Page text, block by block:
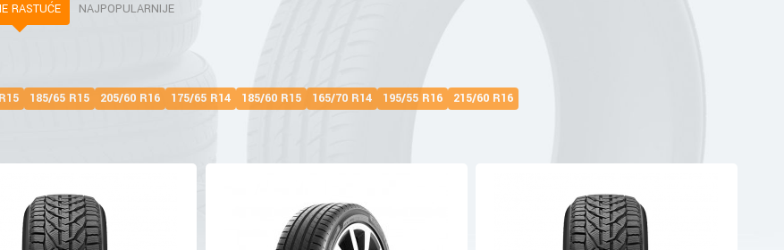
185/65 R15 205/60 R16 175/65 R14 185/60 R15 165/70 R14 195/55 R16 215/60 R16
RASTUĆE NAJPOPULARNIJE